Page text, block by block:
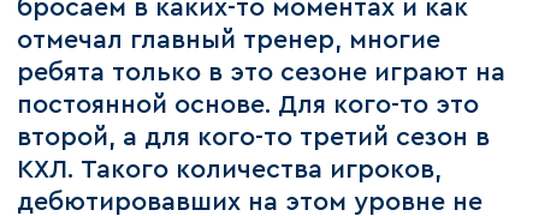
бросаем в каких-то моментах и как
отмечал главный тренер, многие
ребята только в это сезоне играют на
постоянной основе. Для кого-то это
второй, а для кого-то третий сезон в
КХЛ. Такого количества игроков,
дебютировавших на этом уровне не